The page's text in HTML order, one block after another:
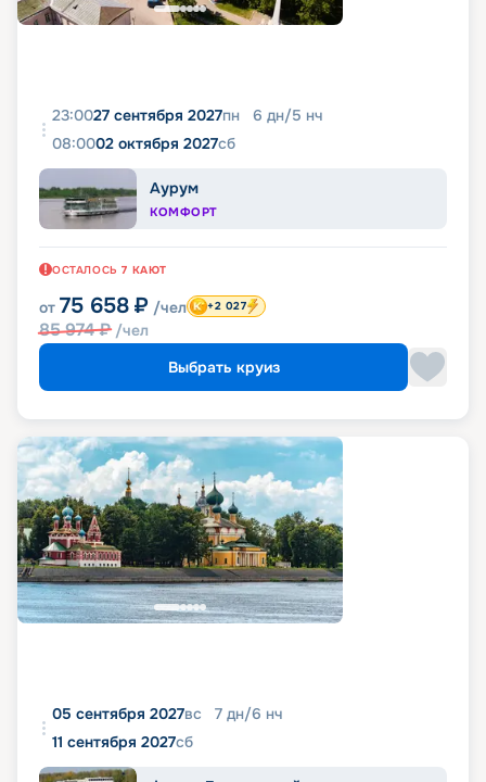
23:0027 сентября 2027пн 6 дн/5 нч
08:0002 октября 2027сб
Аурум
КОМФОРТ
ОСТАЛОСЬ 7 КАЮТ
от 75 658 ₽ /чел
85 974₽ /чел
+2 027
Выбрать круиз
05 сентября 2027вс 7 дн/6 нч
11 сентября 2027сб